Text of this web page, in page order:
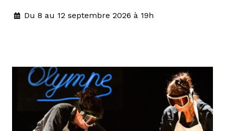
Du 8 au 12 septembre 2026 à 19h